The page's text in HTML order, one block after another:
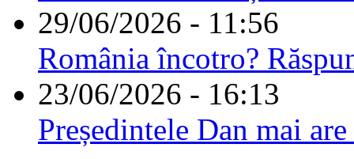
29/06/2026 - 11:56
România încotro?
23/06/2026 - 16:13
Președintele Dan mai